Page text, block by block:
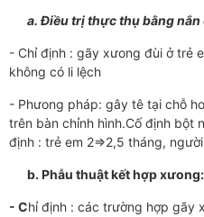
a.Điều trị thực thụ bằng nắn
- Chỉ định : gãy xưong đùi ở trẻ
không có li lệch
- Phưong pháp: gây tê tại chỗ
trên bàn chỉnh hình.Cố định bột
định : trẻ em 2=>2,5 tháng,
b. Phẫu thuật kết hợp xưong:
- Chỉ định : các trường hợp gãy